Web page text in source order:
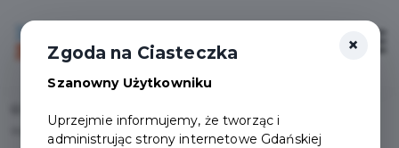
Login/Rejestracja
Wypadek, poważna kontuzja – wypożycz sprzęt do rehabilitacji
×
Zgoda na Ciasteczka
Szanowny Użytkowniku
Uprzejmie informujemy, że tworząc i
administrując strony internetowe Gdańskiej